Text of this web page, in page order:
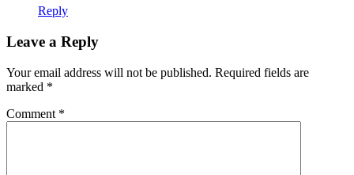
Reply
Leave a Reply
Your email address will not be published. Required fields are
marked *
Comment *